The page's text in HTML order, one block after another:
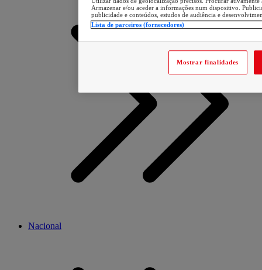
Nacional
Armazenar e/ou aceder a informações num dispositivo.
publicidade e conteúdos, estudos de audiência e
Lista de parceiros (fornecedores)
Mostrar finalidades